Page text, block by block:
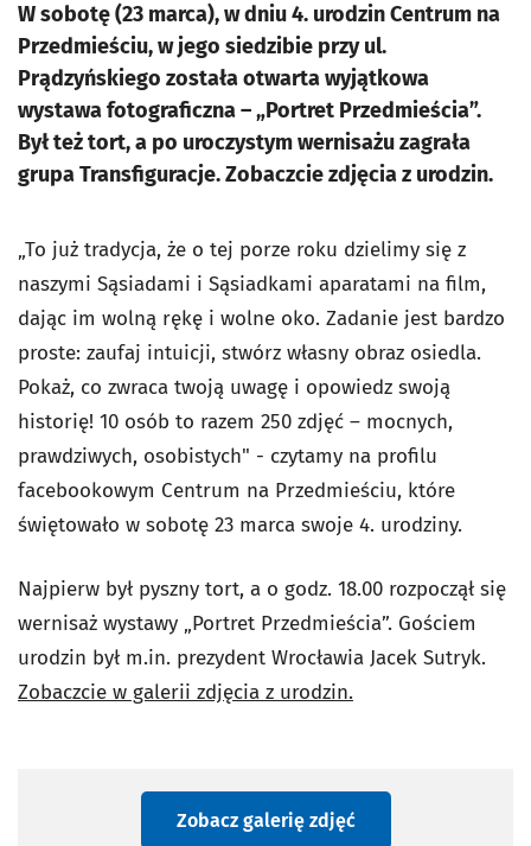
W sobotę (23 marca), w dniu 4. urodzin Centrum na
Przedmieściu, w jego siedzibie przy ul.
Prądzyńskiego została otwarta wyjątkowa
wystawa fotograficzna – „Portret Przedmieścia”.
Był też tort, a po uroczystym wernisażu zagrała
grupa Transfiguracje. Zobaczcie zdjęcia z urodzin.
„To już tradycja, że o tej porze roku dzielimy się z
naszymi Sąsiadami i Sąsiadkami aparatami na film,
dając im wolną rękę i wolne oko. Zadanie jest bardzo
proste: zaufaj intuicji, stwórz własny obraz osiedla.
Pokaż, co zwraca twoją uwagę i opowiedz swoją
historię! 10 osób to razem 250 zdjęć – mocnych,
prawdziwych, osobistych" - czytamy na profilu
facebookowym Centrum na Przedmieściu, które
świętowało w sobotę 23 marca swoje 4. urodziny.
Najpierw był pyszny tort, a o godz. 18.00 rozpoczął się
wernisaż wystawy „Portret Przedmieścia”. Gościem
urodzin był m.in. prezydent Wrocławia Jacek Sutryk.
Zobaczcie w galerii zdjęcia z urodzin.
Zobacz galerię zdjęć